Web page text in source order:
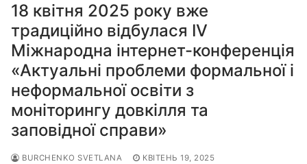
18 квітня 2025 року вже
традиційно відбулася ІV
Міжнародна інтернет-конференція
«Актуальні проблеми формальної і
неформальної освіти з
моніторингу довкілля та
заповідної справи»
BURCHENKO SVETLANA
КВІТЕНЬ 19, 2025